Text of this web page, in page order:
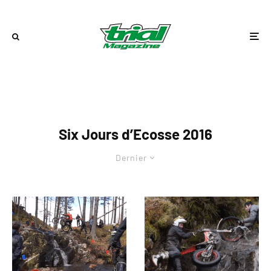
Six Jours d’Ecosse 2016
Dernier